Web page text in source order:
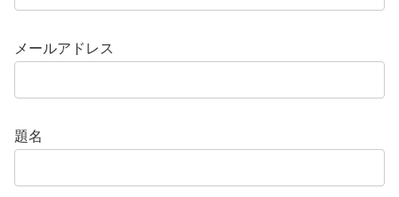
メールアドレス
題名